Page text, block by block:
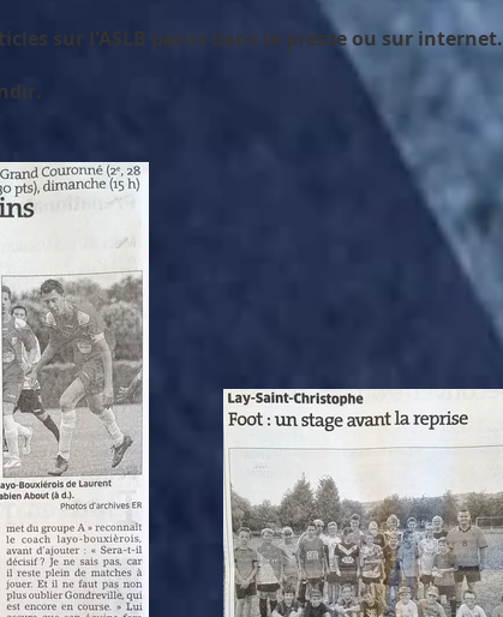
sur l'ASLB parus dans la presse ou sur internet.